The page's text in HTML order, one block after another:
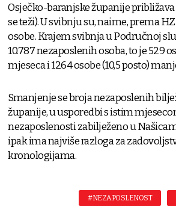
Osječko-baranjske županije
se teži). U svibnju su, naime, prema
osobe. Krajem svibnja u Područnoj
10.787 nezaposlenih osoba, to je 529
mjeseca i 1264 osobe (10,5 posto)
Smanjenje se broja nezaposlenih
županije, u usporedbi s istim
nezaposlenosti zabilježeno u
ipak ima najviše razloga za
kronologijama.
#NEZAPOSLENOST